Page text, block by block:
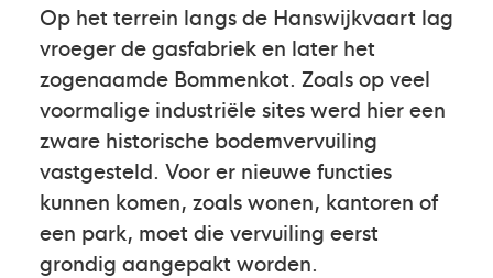
Op het terrein langs de Hanswijkvaart lag
vroeger de gasfabriek en later het
zogenaamde Bommenkot. Zoals op veel
voormalige industriële sites werd hier een
zware historische bodemvervuiling
vastgesteld. Voor er nieuwe functies
kunnen komen, zoals wonen, kantoren of
een park, moet die vervuiling eerst
grondig aangepakt worden.